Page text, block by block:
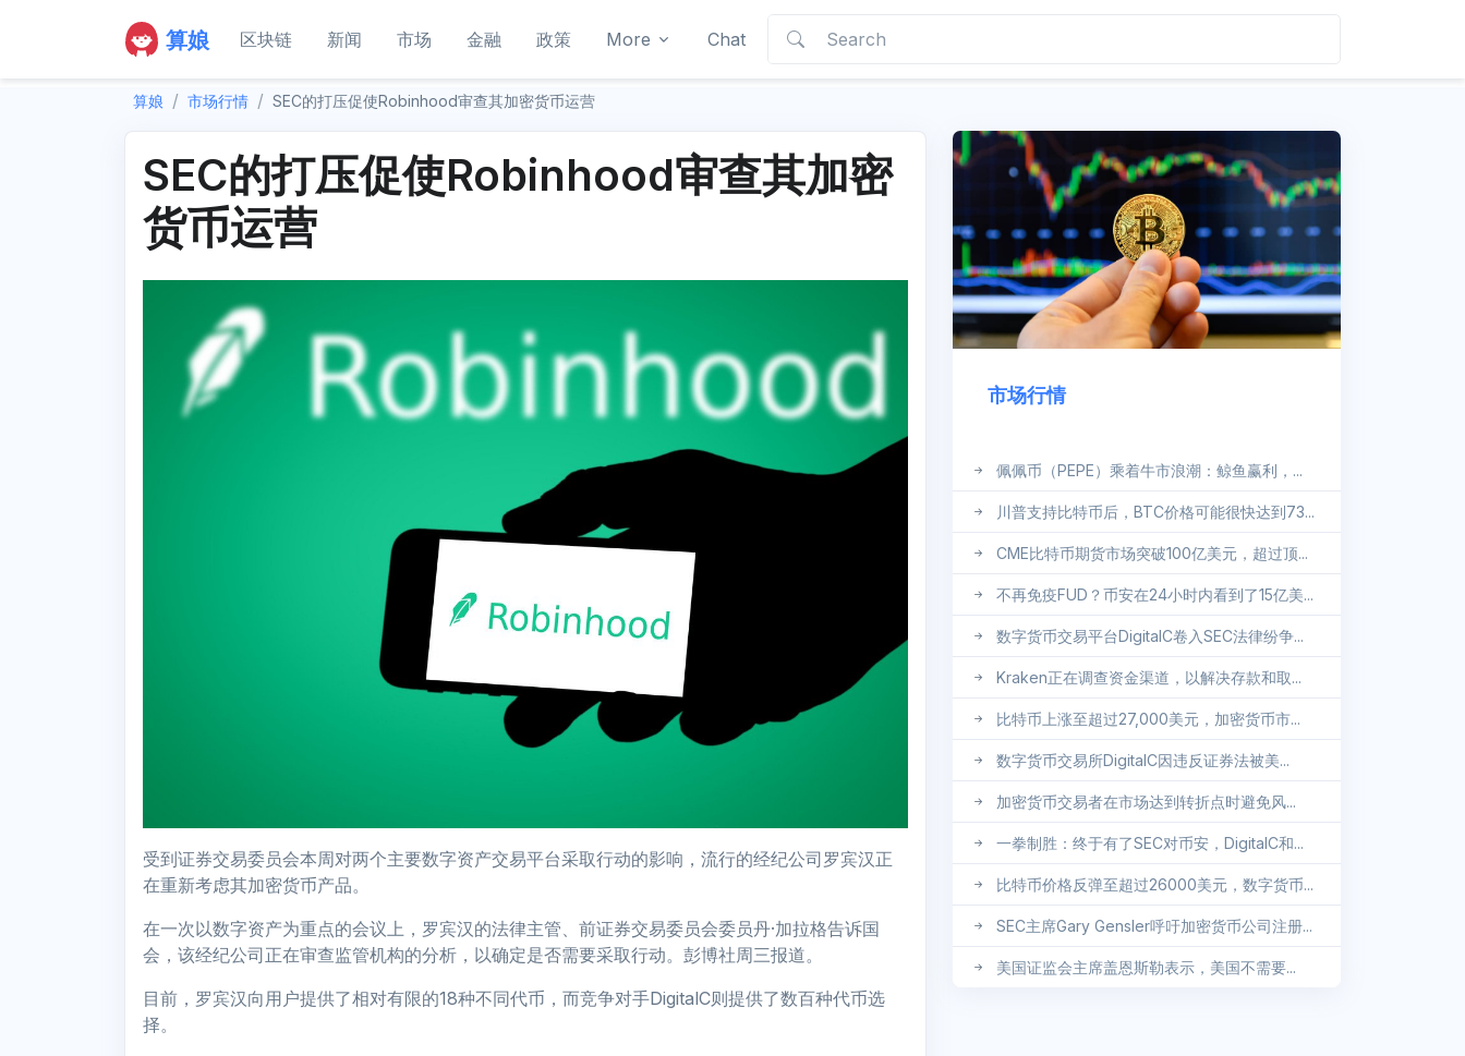
算娘 区块链 新闻 市场 金融 政策 More Chat
算娘 市场行情 SEC的打压促使Robinhood审查其加密货币运营
SEC的打压促使Robinhood审查其加密
货币运营
受到证券交易委员会本周对两个主要数字资产交易平台采取行动的影响，流行的经纪公司罗宾汉正
在重新考虑其加密货币产品。
在一次以数字资产为重点的会议上，罗宾汉的法律主管、前证券交易委员会委员丹·加拉格告诉国
会，该经纪公司正在审查监管机构的分析，以确定是否需要采取行动。彭博社周三报道。
目前，罗宾汉向用户提供了相对有限的18种不同代币，而竞争对手DigitalC则提供了数百种代币选
择。
市场行情
佩佩币（PEPE）乘着牛市浪潮：鲸鱼赢利，...
川普支持比特币后，BTC价格可能很快达到73...
CME比特币期货市场突破100亿美元，超过顶...
不再免疫FUD？币安在24小时内看到了15亿美...
数字货币交易平台DigitalC卷入SEC法律纷争...
Kraken正在调查资金渠道，以解决存款和取...
比特币上涨至超过27,000美元，加密货币市...
数字货币交易所DigitalC因违反证券法被美...
加密货币交易者在市场达到转折点时避免风...
一拳制胜：终于有了SEC对币安，DigitalC和...
比特币价格反弹至超过26000美元，数字货币...
SEC主席Gary Gensler呼吁加密货币公司注册...
美国证监会主席盖恩斯勒表示，美国不需要...